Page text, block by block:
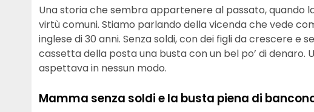
Una storia che sembra appartenere al passato, quando
virtù comuni. Stiamo parlando della vicenda che vede
inglese di 30 anni. Senza soldi, con dei figli da crescere e
cassetta della posta una busta con un bel po’ di denaro.
aspettava in nessun modo.
Mamma senza soldi e la busta piena di